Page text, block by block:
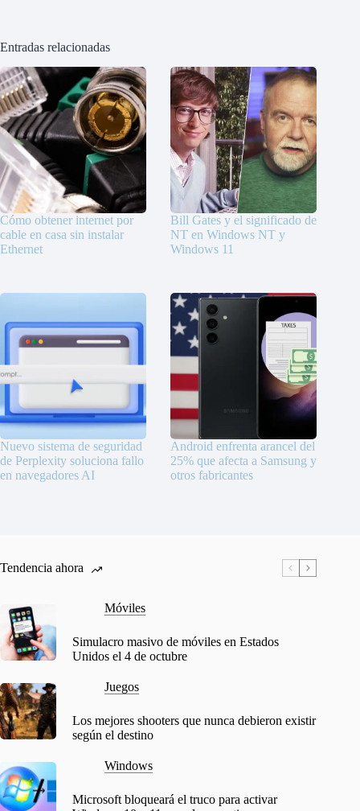
Entradas relacionadas
Cómo obtener internet por
cable en casa sin instalar
Ethernet
Bill Gates y el significado de
NT en Windows NT y
Windows 11
Nuevo sistema de seguridad
de Perplexity soluciona fallo
en navegadores AI
Android enfrenta arancel del
25% que afecta a Samsung y
otros fabricantes
Tendencia ahora
Móviles
Simulacro masivo de móviles en Estados
Unidos el 4 de octubre
Juegos
Los mejores shooters que nunca debieron existir
según el destino
Windows
Microsoft bloqueará el truco para activar